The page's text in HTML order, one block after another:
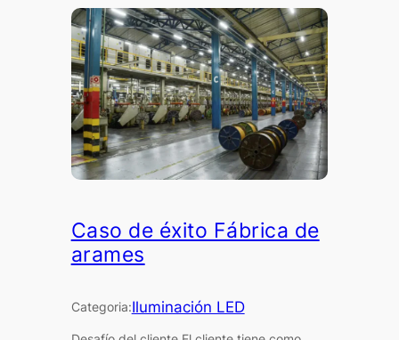
Caso de éxito Fábrica de
arames
Categoria:Iluminación LED